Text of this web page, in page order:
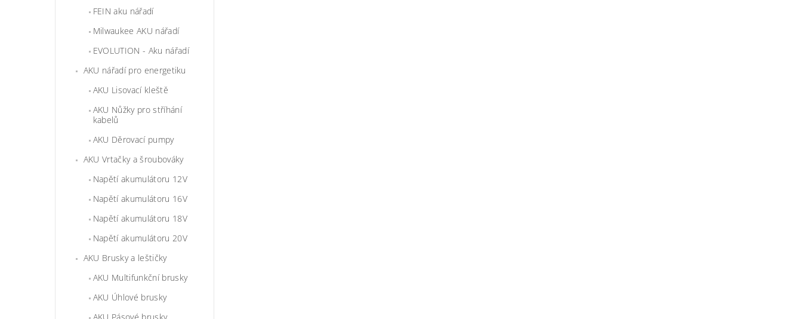
FEIN aku nářadí
Milwaukee AKU nářadí
EVOLUTION - Aku nářadí
AKU nářadí pro energetiku
AKU Lisovací kleště
AKU Nůžky pro stříhání
kabelů
AKU Děrovací pumpy
AKU Vrtačky a šroubováky
Napětí akumulátoru 12V
Napětí akumulátoru 16V
Napětí akumulátoru 18V
Napětí akumulátoru 20V
AKU Brusky a leštičky
AKU Multifunkční brusky
AKU Úhlové brusky